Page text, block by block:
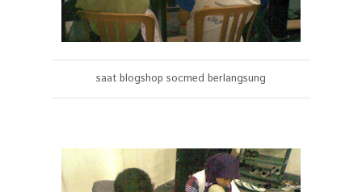
saat blogshop socmed berlangsung